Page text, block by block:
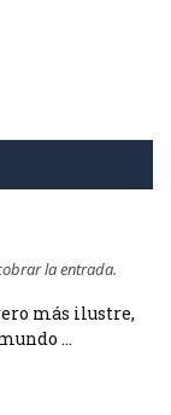
la entrada.
más ilustre,
...